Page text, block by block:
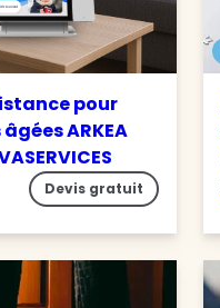
pour
ARKEA
Devis gratuit